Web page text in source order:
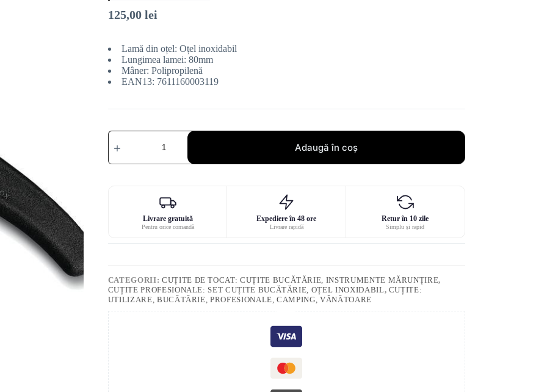
125,00 lei
Lamă din oțel: Oțel inoxidabil
Lungimea lamei: 80mm
Mâner: Polipropilenă
EAN13: 7611160003119
Cantitate
Cuțit
birou
Adaugă în coș
Livrare gratuită
Pentru orice comandă
Expediere în 48 ore
Livrare rapidă
Retur în 10 zile
Simplu și rapid
CATEGORII: CUȚITE DE TOCAT: CUȚITE BUCĂTĂRIE, INSTRUMENTE MĂRUNȚIRE,
CUȚITE PROFESIONALE: SET CUȚITE BUCĂTĂRIE, OȚEL INOXIDABIL, CUȚITE:
UTILIZARE, BUCĂTĂRIE, PROFESIONALE, CAMPING, VÂNĂTOARE